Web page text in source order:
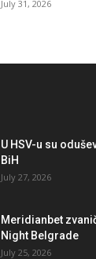
July 31, 2026
U HSV-u su
BiH
July 27, 2026
Meridianbet
Night Belgrade
July 25, 2026